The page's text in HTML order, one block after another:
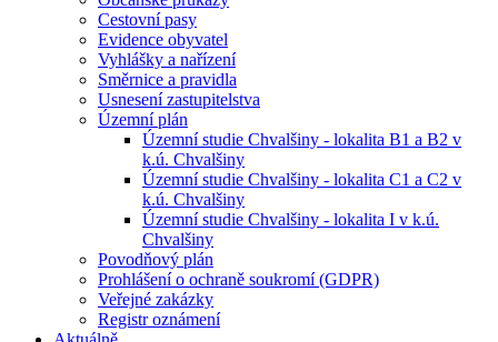
Cestovní pasy
Evidence obyvatel
Vyhlášky a nařízení
Směrnice a pravidla
Usnesení zastupitelstva
Územní plán
Územní studie Chvalšiny - lokalita B1 a B2 v
k.ú. Chvalšiny
Územní studie Chvalšiny - lokalita C1 a C2 v
k.ú. Chvalšiny
Územní studie Chvalšiny - lokalita I v k.ú.
Chvalšiny
Povodňový plán
Prohlášení o ochraně soukromí (GDPR)
Veřejné zakázky
Registr oznámení